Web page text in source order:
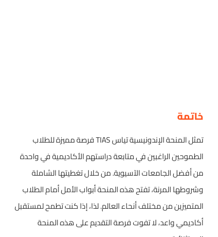
خاتمة
تمثل المنحة الإندونيسية تياس TIAS فرصة مميزة للطلاب
الطموحين الراغبين في متابعة دراستهم الأكاديمية في واحدة
من أفضل الجامعات الآسيوية. من خلال تغطيتها الشاملة
وشروطها المرنة، تفتح هذه المنحة أبواب الأمل أمام الطلاب
المتميزين من مختلف أنحاء العالم. لذا، إذا كنت تطمح لمستقبل
أكاديمي واعد، لا تفوت فرصة التقديم على هذه المنحة